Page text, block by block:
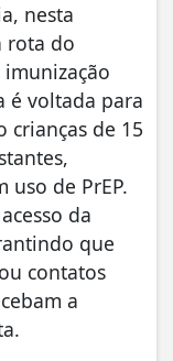
nesta
rota do
é voltada para
crianças de 15
uso de PrEP.
da
que
contatos
a